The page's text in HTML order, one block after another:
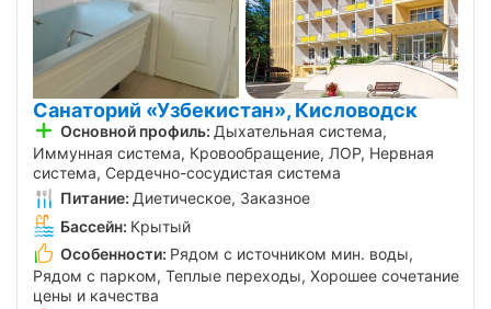
Санаторий «Узбекистан», Кисловодск
Основной профиль: Дыхательная система,
Иммунная система, Кровообращение, ЛОР, Нервная
система, Сердечно-сосудистая система
Питание: Диетическое, Заказное
Бассейн: Крытый
Особенности: Рядом с источником мин. воды,
Рядом с парком, Теплые переходы, Хорошее сочетание
цены и качества